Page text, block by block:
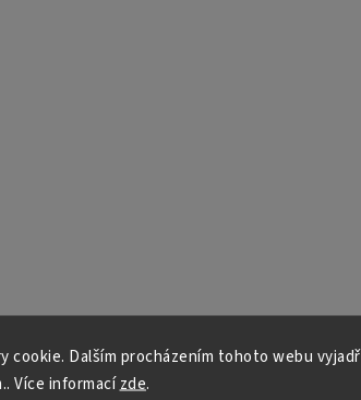
cookie. Dalším procházením tohoto webu
Více informacízde.